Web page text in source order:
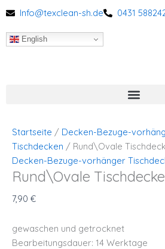
Inhalt
springen
Info@texclean-sh.de 0431
English
Startseite / Decken-Bezuge-
Tischdecken / Rund\Ovale
Decken-Bezuge-vorhänger
Rund\Ovale
7,90 €
gewaschen und getrocknet
Bearbeitungsdauer: 14 Werktage
Tischdecke
(bis
cm)
Menge